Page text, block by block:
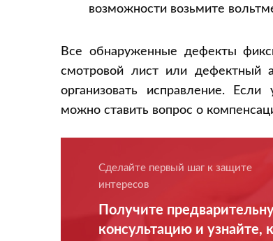
возможности возьмите
Все обнаруженные дефекты
смотровой лист или дефектный
организовать исправление.
можно ставить вопрос о
Сделайте первый шаг к защите
интересов
Получите
консультацию и узнайте,